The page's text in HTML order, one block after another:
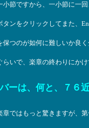
節ですから、一小節に一
ンをクリックしてまた、
つのが如何に難しいか良
いで、楽章の終わりにか
ーは、何と、７６
章ではもっと驚きますが、